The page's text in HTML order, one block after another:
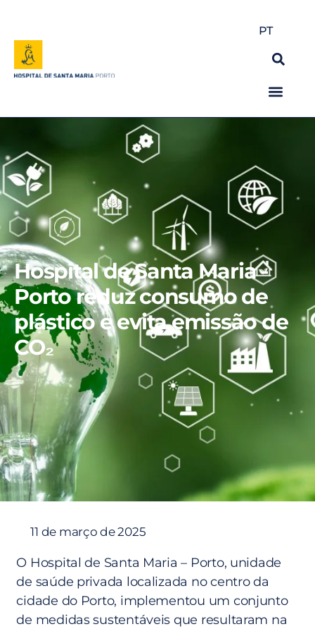
PT
Hospital de Santa Maria -
Porto reduz consumo de
plástico e evita emissão de
CO₂
11 de março de 2025
O Hospital de Santa Maria – Porto, unidade
de saúde privada localizada no centro da
cidade do Porto, implementou um conjunto
de medidas sustentáveis que resultaram na